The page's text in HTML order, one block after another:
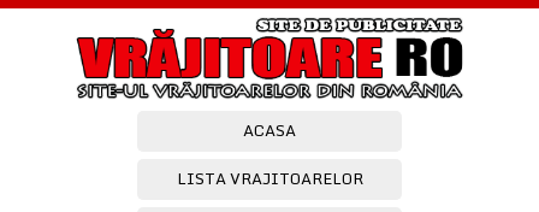
ACASA
LISTA VRAJITOARELOR